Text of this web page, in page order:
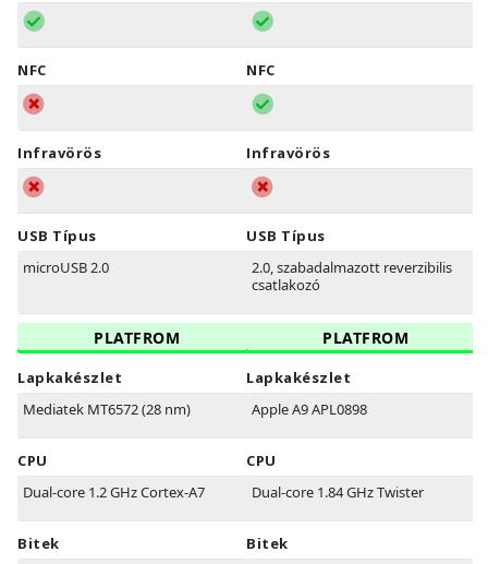
NFC
Infravörös
USB Típus
microUSB 2.0
PLATFROM
Lapkakészlet
Mediatek MT6572 (28 nm)
CPU
Dual-core 1.2 GHz Cortex-A7
Bitek
NFC
Infravörös
USB Típus
2.0, szabadalmazott reverzibilis
csatlakozó
PLATFROM
Lapkakészlet
Apple A9 APL0898
CPU
Dual-core 1.84 GHz Twister
Bitek